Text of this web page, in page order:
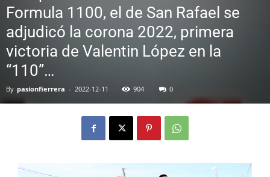
Formula 1100, el de San Rafael se
adjudicó la corona 2022, primera
victoria de Valentin López en la
“110”…
By pasionfierrera - 2022-12-11 904 0